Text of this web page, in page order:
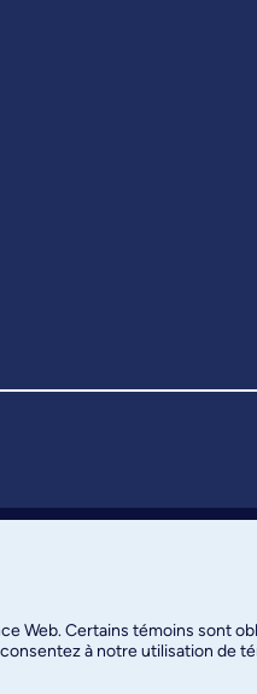
Web. Certains témoins sont
à notre utilisation de